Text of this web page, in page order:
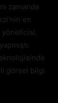
zamanda
en
görsel bilgi